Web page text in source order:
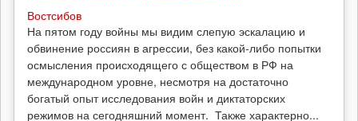
Востсибов
На пятом году войны мы видим слепую эскалацию и
обвинение россиян в агрессии, без какой-либо попытки
осмысления происходящего с обществом в РФ на
международном уровне, несмотря на достаточно
богатый опыт исследования войн и диктаторских
режимов на сегодняшний момент. Также характерно...